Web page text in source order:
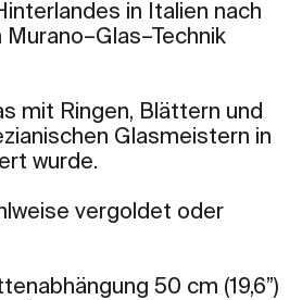
in Italien nach
mit Ringen, Blättern und
Glasmeistern in
wurde.
vergoldet oder
50 cm (19,6”)